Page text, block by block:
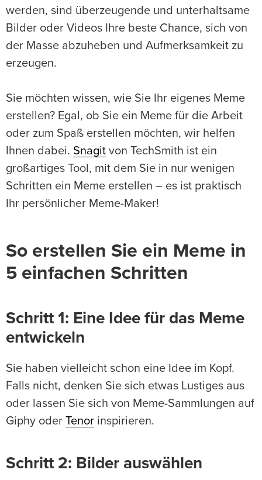
werden, sind überzeugende und unterhaltsame
Bilder oder Videos Ihre beste Chance, sich von
der Masse abzuheben und Aufmerksamkeit zu
erzeugen.
Sie möchten wissen, wie Sie Ihr eigenes Meme
erstellen? Egal, ob Sie ein Meme für die Arbeit
oder zum Spaß erstellen möchten, wir helfen
Ihnen dabei. Snagit von TechSmith ist ein
großartiges Tool, mit dem Sie in nur wenigen
Schritten ein Meme erstellen – es ist praktisch
Ihr persönlicher Meme-Maker!
So erstellen Sie ein Meme in
5 einfachen Schritten
Schritt 1: Eine Idee für das Meme
entwickeln
Sie haben vielleicht schon eine Idee im Kopf.
Falls nicht, denken Sie sich etwas Lustiges aus
oder lassen Sie sich von Meme-Sammlungen auf
Giphy oder Tenor inspirieren.
Schritt 2: Bilder auswählen